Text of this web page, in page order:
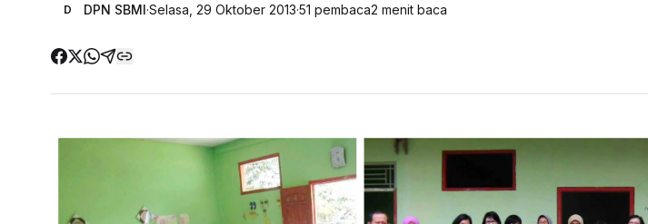
D DPN SBMI·Selasa, 29 Oktober 2013·51 pembaca2 menit baca